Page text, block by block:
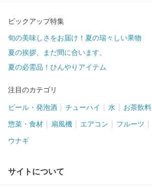
ピックアップ特集
旬の美味しさをお届け！夏の瑞々しい果物
夏の挨拶、まだ間に合います。
夏の必需品！ひんやりアイテム
注目のカテゴリ
ビール・発泡酒 チューハイ 水 お茶飲料
惣菜・食材 扇風機 エアコン フルーツ
ウナギ
サイトについて